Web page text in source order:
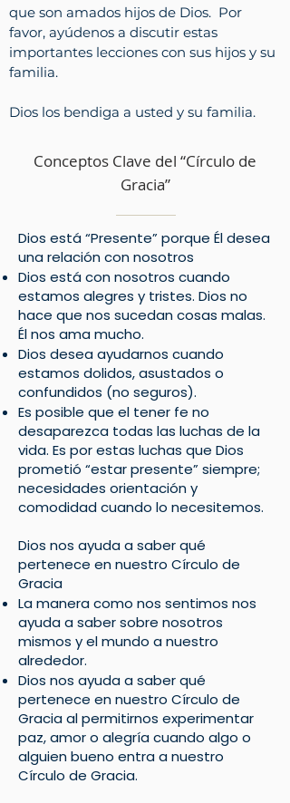
que son amados hijos de Dios. Por
favor, ayúdenos a discutir estas
importantes lecciones con sus hijos y su
familia.
Dios los bendiga a usted y su familia.
Conceptos Clave del “Círculo de
Gracia”
Dios está “Presente” porque Él desea
una relación con nosotros
Dios está con nosotros cuando
estamos alegres y tristes. Dios no
hace que nos sucedan cosas malas.
Él nos ama mucho.
Dios desea ayudarnos cuando
estamos dolidos, asustados o
confundidos (no seguros).
Es posible que el tener fe no
desaparezca todas las luchas de la
vida. Es por estas luchas que Dios
prometió “estar presente” siempre;
necesidades orientación y
comodidad cuando lo necesitemos.
Dios nos ayuda a saber qué
pertenece en nuestro Círculo de
Gracia
La manera como nos sentimos nos
ayuda a saber sobre nosotros
mismos y el mundo a nuestro
alrededor.
Dios nos ayuda a saber qué
pertenece en nuestro Círculo de
Gracia al permitirnos experimentar
paz, amor o alegría cuando algo o
alguien bueno entra a nuestro
Círculo de Gracia.